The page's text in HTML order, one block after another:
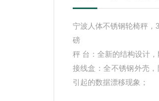
宁波人体不锈钢轮椅秤，
磅
秤 台：全新的结构设计
接线盒：全不锈钢外壳
引起的数据漂移现象；